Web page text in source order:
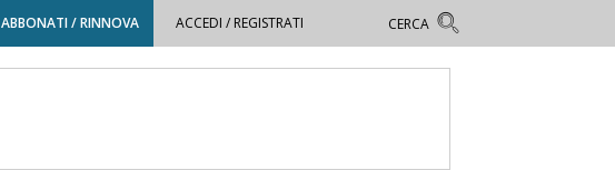
ABBONATI / RINNOVA ACCEDI / REGISTRATI